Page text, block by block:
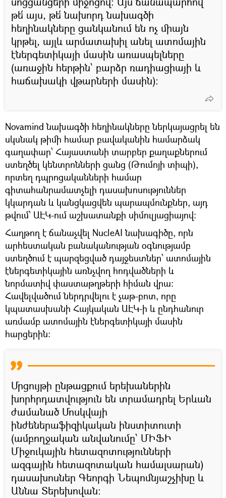
թե՛ այս, թե՛ նախորդ նախագծի
հեղինակները ցանկանում են ոչ միայն
կրթել, այլև արմատախիլ անել ատոմային
էներգետիկայի մասին առասպելները
(առաջին հերթին՝ բարձր ռադիացիայի և
հաճախակի վթարների մասին)։
Novamind նախագծի հեղինակները ներկայացրել են
սկսնակ թիմի համար բավականին համարձակ
գաղափար՝ Հայաստանի տարբեր քաղաքներում
ստեղծել կենտրոնների ցանց (Թումոյի տիպի),
որտեղ դպրոցականների համար
գիտահանրամատչելի դասախոսություններ
կկարդան և կանցկացվեն պարապմունքներ, այդ
թվում՝ ԱԷԿ-ում աշխատանքի սիմուլյացիայով։
Հաղթող է ճանաչվել NucleAI նախագիծը, որն
արհեստական բանականության օգնությամբ
ստեղծում է պարզեցված դայջեստներ՝ ատոմային
էներգետիկային առնչվող հոդվածների և
նորմատիվ փաստաթղթերի հիման վրա։
Հավելվածում ներդրվելու է չաթ-բոտ, որը
կպատասխանի Հայկական ԱԷԿ-ի և ընդհանուր
առմամբ ատոմային էներգետիկայի մասին
հարցերին։
Մրցույթի ընթացքում երեխաներին
խորհրդատվություն են տրամադրել Երևան
ժամանած Մոսկվայի
ինժեներաֆիզիկական ինստիտուտի
(ամբողջական անվանումը՝ ՄԻՖԻ
Միջուկային հետազոտությունների
ազգային հետազոտական համալսարան)
դասախոսներ Գեորգի Նեպոմնյաշչիխը և
Աննա Տերեխովան։